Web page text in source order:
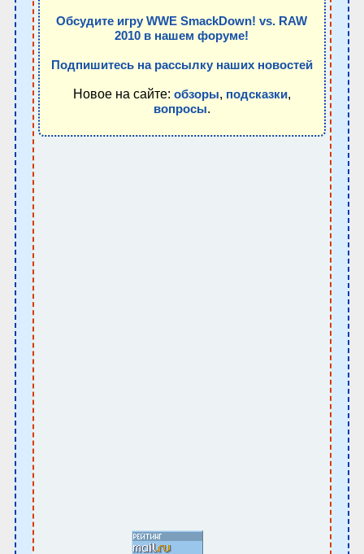
Обсудите игру WWE SmackDown! vs. RAW
2010 в нашем форуме!
Подпишитесь на рассылку наших новостей
Новое на сайте: обзоры, подсказки,
вопросы.